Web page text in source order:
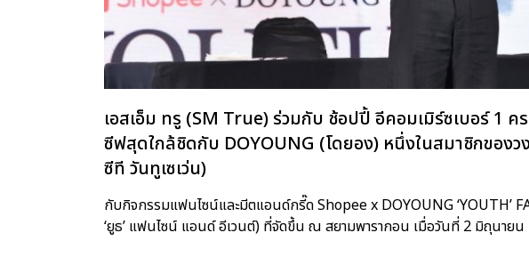
เอสเอ็ม ทรู (SM True) ร่วมกับ ช้อปปี้ อีคอมเมิร์ซเบอร์ 1
ซีฟสุดใกล้ชิดกับ DOYOUNG (โดยอง) หนึ่งในสมาชิกของ
ซีที วันทูเซเว่น)
กับกิจกรรมแฟนไซน์และมีตแอนด์กรี๊ด Shopee x DOYOUNG ‘YOUTH’
‘ยูธ’ แฟนไซน์ แอนด์ อีเวนต์) ที่จัดขึ้น ณ สยามพารากอน เมื่อวันที่ 2 มิถุนาย